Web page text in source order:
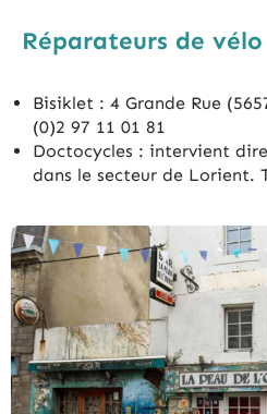
Réparateurs de vélo
Bisiklet : 4 Grande Rue
(0)2 97 11 01 81
Doctocycles : intervient
dans le secteur de Lorient.